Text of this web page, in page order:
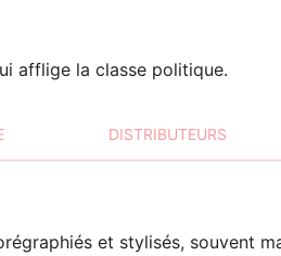
afflige la classe politique.
DISTRIBUTEURS
et stylisés, souvent